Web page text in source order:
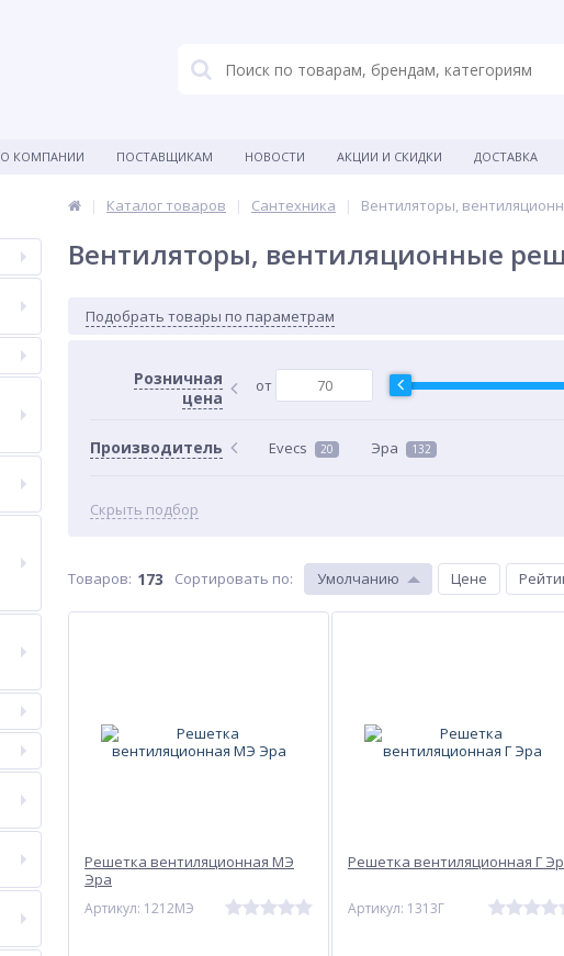
О КОМПАНИИ ПОСТАВЩИКАМ НОВОСТИ АКЦИИ И СКИДКИ ДОСТАВКА
Каталог товаров Сантехника Вентиляторы,
Вентиляторы, вентиляционные
Подобрать товары по параметрам
Розничная
цена
от
Производитель Evecs 20 Эра 132
Скрыть подбор
Товаров: 173 Сортировать по: Умолчанию Цене
Решетка вентиляционная МЭ
Эра
Артикул: 1212МЭ
Решетка вентиляционная Г
Артикул: 1313Г